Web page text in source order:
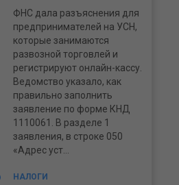
ФНС дала разъяснения для
предпринимателей на УСН,
которые занимаются
развозной торговлей и
регистрируют онлайн-кассу.
Ведомство указало, как
правильно заполнить
заявление по форме КНД
1110061. В разделе 1
заявления, в строке 050
«Адрес уст...
НАЛОГИ